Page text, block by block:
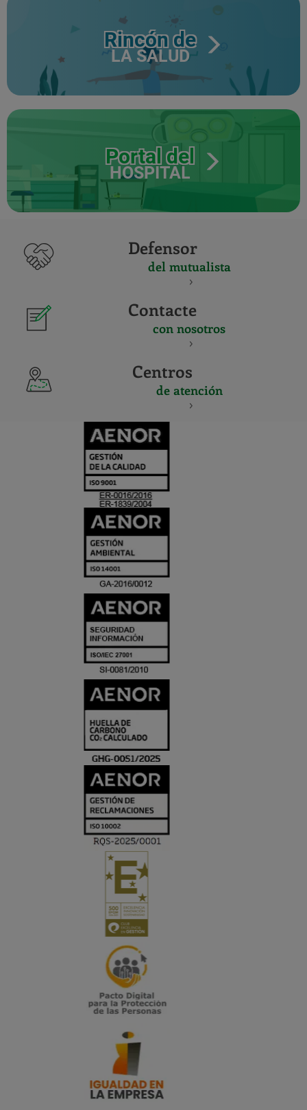
Rincón de
LA SALUD
Portal del
HOSPITAL
Defensor
del mutualista
Contacte
con nosotros
Centros
de atención